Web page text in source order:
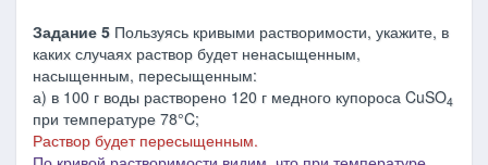
Задание 5 Пользуясь кривыми растворимости, укажите, в
каких случаях раствор будет ненасыщенным,
насыщенным, пересыщенным:
а) в 100 г воды растворено 120 г медного купороса CuSO4
при температуре 78°C;
Раствор будет пересыщенным.